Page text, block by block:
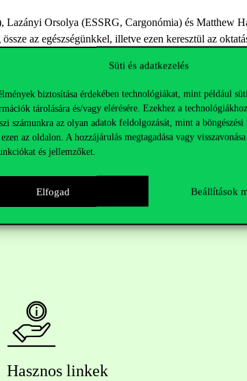
Süti és adatkezelés
biztosítása érdekében technológiákat, mint például
tárolására és/vagy elérésére. Ezekhez a
számunkra az olyan adatok feldolgozását, mint a böngészési
az oldalon. A hozzájárulás megtagadása vagy
és jellemzőket.
Elfogad Beállítások
Orsolya (ESSRG, Cargonómia) és Matthew
az egészségünkkel, illetve ezen keresztül az
aLOESS projektoldalain.
Hasznos linkek